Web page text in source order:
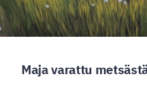
Maja varattu